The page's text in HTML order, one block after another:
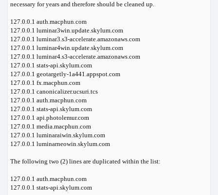
necessary for years and therefore should be cleaned up.
127.0.0.1 auth.macphun.com
127.0.0.1 luminar3win.update.skylum.com
127.0.0.1 luminar3.s3-accelerate.amazonaws.com
127.0.0.1 luminar4win.update.skylum.com
127.0.0.1 luminar4.s3-accelerate.amazonaws.com
127.0.0.1 stats-api.skylum.com
127.0.0.1 geotargetly-1a441.appspot.com
127.0.0.1 fx.macphun.com
127.0.0.1 canonicalizer.ucsuri.tcs
127.0.0.1 auth.macphun.com
127.0.0.1 stats-api.skylum.com
127.0.0.1 api.photolemur.com
127.0.0.1 media.macphun.com
127.0.0.1 luminaraiwin.skylum.com
127.0.0.1 luminarneowin.skylum.com
The following two (2) lines are duplicated within the list:
127.0.0.1 auth.macphun.com
127.0.0.1 stats-api.skylum.com